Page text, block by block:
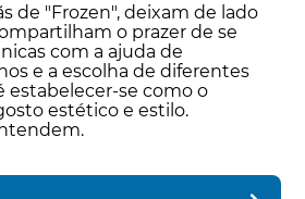
de "Frozen", deixam de lado
o prazer de se
com a ajuda de
e a escolha de diferentes
estabelecer-se como o
estético e estilo.